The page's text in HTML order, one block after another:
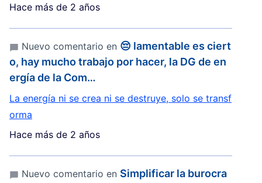
Hace más de 2 años
Hace más de 2 años
Nuevo comentario en 😔 lamentable es ciert
o, hay mucho trabajo por hacer, la DG de en
ergía de la Com…
La energía ni se crea ni se destruye, solo se transf
orma
Nuevo comentario en Simplificar la burocra